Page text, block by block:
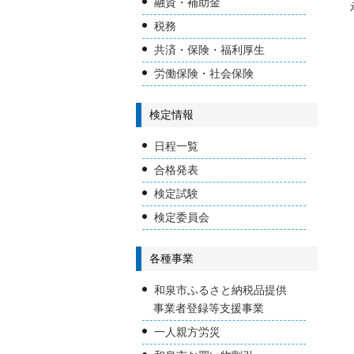
税務
共済・保険・福利厚生
労働保険・社会保険
検定情報
日程一覧
合格発表
検定試験
検定委員会
各種事業
和泉市ふるさと納税品提供
事業者登録等支援事業
一人親方労災